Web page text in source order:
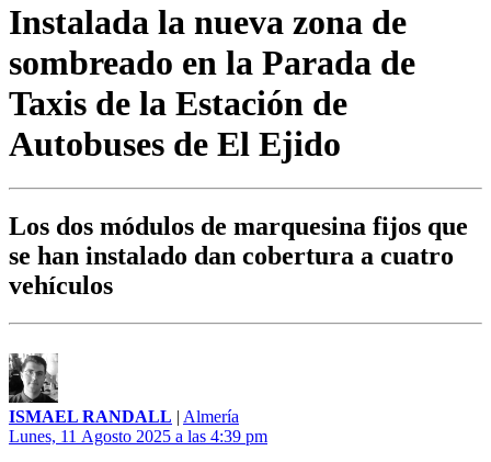
Instalada la nueva zona de
sombreado en la Parada de
Taxis de la Estación de
Autobuses de El Ejido
Los dos módulos de marquesina fijos que
se han instalado dan cobertura a cuatro
vehículos
ISMAEL RANDALL | Almería
Lunes, 11 Agosto 2025 a las 4:39 pm